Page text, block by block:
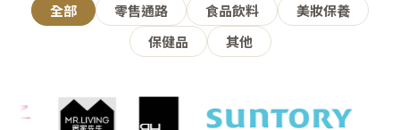
全部 零售通路 食品飲料
美妝保養
保健品
其他